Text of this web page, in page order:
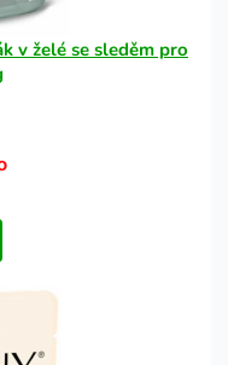
v želé se sleděm pro